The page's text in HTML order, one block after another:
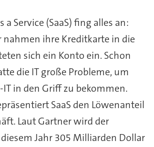
Service (SaaS) fing alles an:
nahmen ihre Kreditkarte in die
sich ein Konto ein. Schon
die IT große Probleme, um
IT in den Griff zu bekommen.
SaaS den Löwenanteil
Laut Gartner wird der
Jahr 305 Milliarden Dollar